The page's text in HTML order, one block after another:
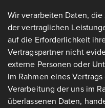
Wir verarbeiten Daten,
der vertraglichen
auf die Erforderlichkeit
Vertragspartner nicht
externe Personen oder
im Rahmen eines
Verarbeitung der uns im
überlassenen Daten,